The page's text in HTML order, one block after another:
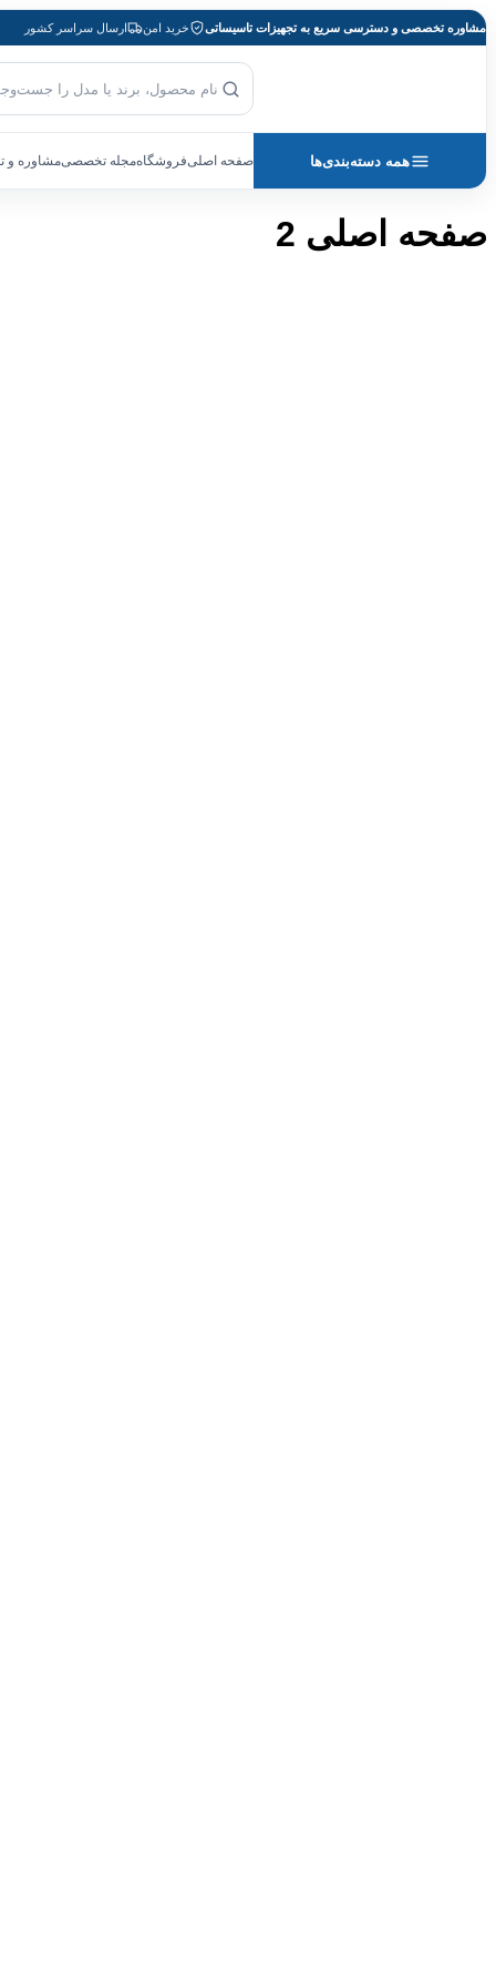
پرش
مشاوره تخصصی و دسترسی سریع به تجهیزات تاسیساتی خرید امن ارسال سراسر کشور
جست‌وجوی محصول
همه دسته‌بندی‌ها صفحه اصلیفروشگاهمجله تخصصیمشاوره و
صفحه اصلی 2